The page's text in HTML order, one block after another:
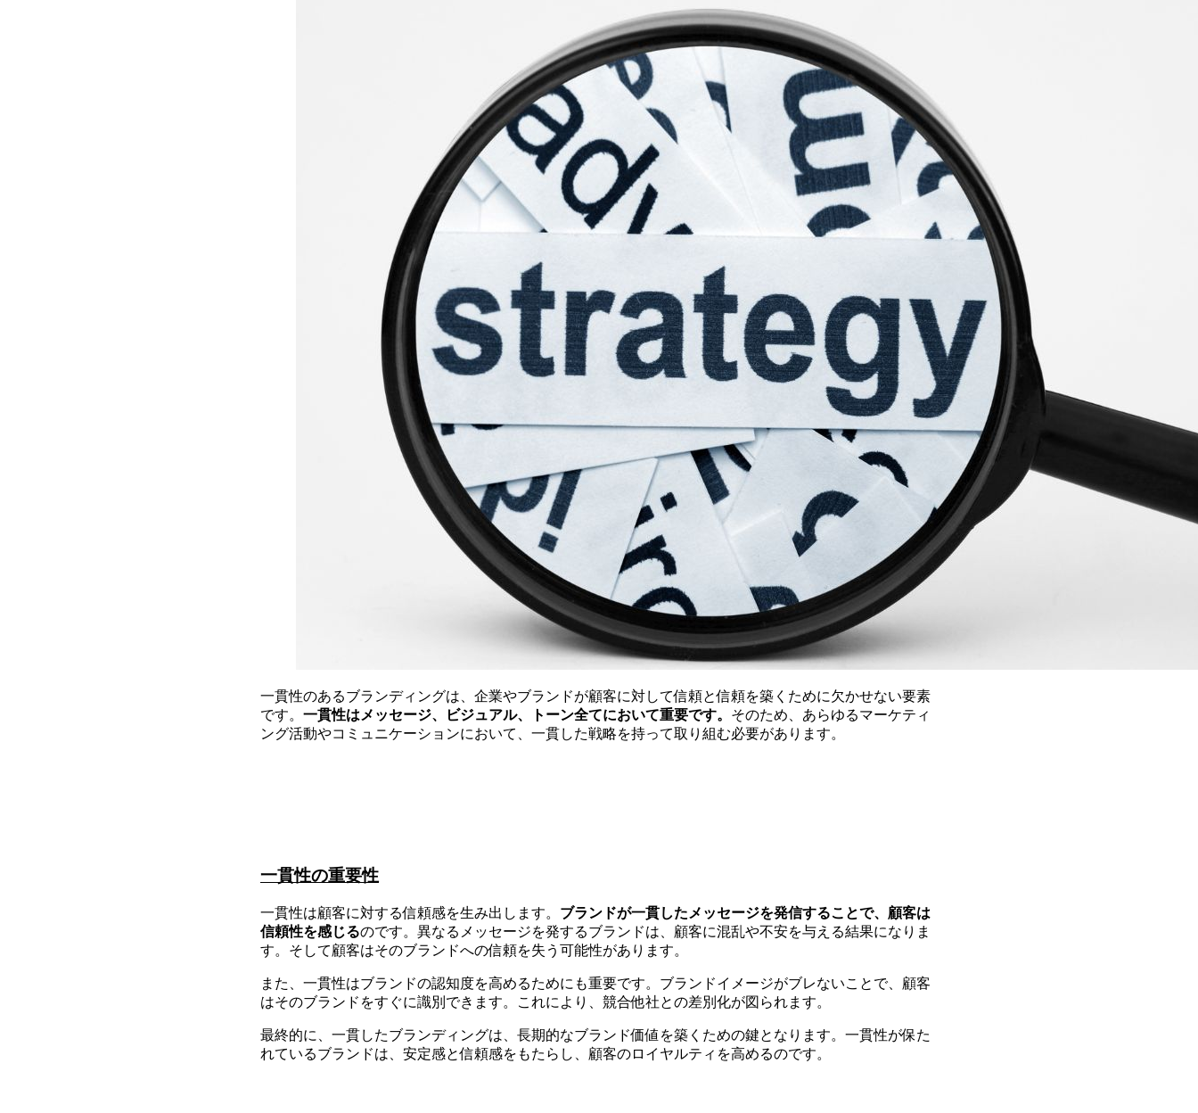
一貫性のあるブランディングは、企業やブランドが顧客に対して信頼と信頼を築くために欠かせない要素
です。 一貫性はメッセージ、ビジュアル、トーン全てにおいて重要です。 そのため、あらゆるマーケティ
ング活動やコミュニケーションにおいて、一貫した戦略を持って取り組む必要があります。
一貫性の重要性
一貫性は顧客に対する信頼感を生み出します。 ブランドが一貫したメッセージを発信することで、顧客は
信頼性を感じるのです。異なるメッセージを発するブランドは、顧客に混乱や不安を与える結果になりま
す。そして顧客はそのブランドへの信頼を失う可能性があります。
また、一貫性はブランドの認知度を高めるためにも重要です。ブランドイメージがブレないことで、顧客
はそのブランドをすぐに識別できます。これにより、競合他社との差別化が図られます。
最終的に、一貫したブランディングは、長期的なブランド価値を築くための鍵となります。一貫性が保た
れているブランドは、安定感と信頼感をもたらし、顧客のロイヤルティを高めるのです。